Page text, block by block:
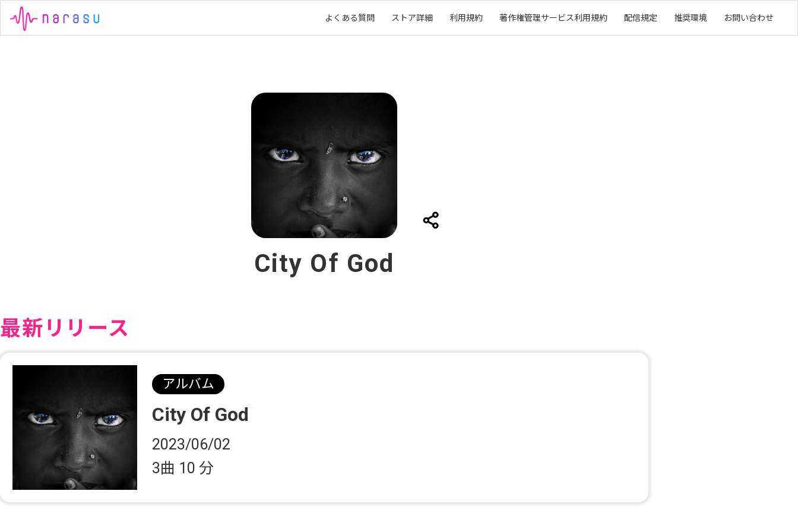
よくある質問 ストア詳細 利用規約 著作権管理サービス利用規約 配信規定 推奨環境 お問い合わせ
City Of God
最新リリース
アルバム
City Of God
2023/06/02
3曲 10 分